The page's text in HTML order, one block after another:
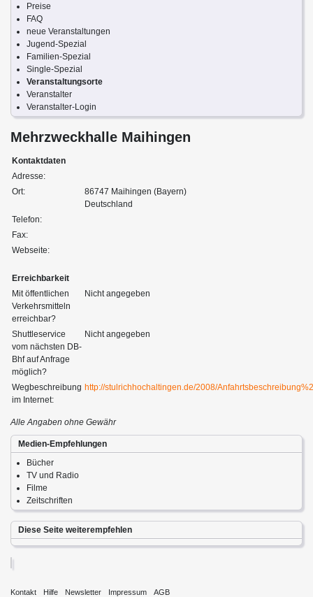
Preise
FAQ
neue Veranstaltungen
Jugend-Spezial
Familien-Spezial
Single-Spezial
Veranstaltungsorte
Veranstalter
Veranstalter-Login
Mehrzweckhalle Maihingen
Kontaktdaten
Adresse:
Ort:
86747 Maihingen (Bayern)
Deutschland
Telefon:
Fax:
Webseite:
Erreichbarkeit
Mit öffentlichen
Verkehrsmitteln
erreichbar?
Nicht angegeben
Shuttleservice
vom nächsten DB-
Bhf auf Anfrage
möglich?
Nicht angegeben
Wegbeschreibung
im Internet:
http://stulrichhochaltingen.de/2008/
Alle Angaben ohne Gewähr
Medien-Empfehlungen
Bücher
TV und Radio
Filme
Zeitschriften
Diese Seite weiterempfehlen
Kontakt Hilfe Newsletter Impressum AGB